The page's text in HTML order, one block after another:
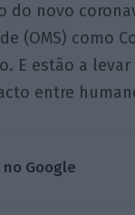
do novo
(OMS) como
E estão a
entre
Google